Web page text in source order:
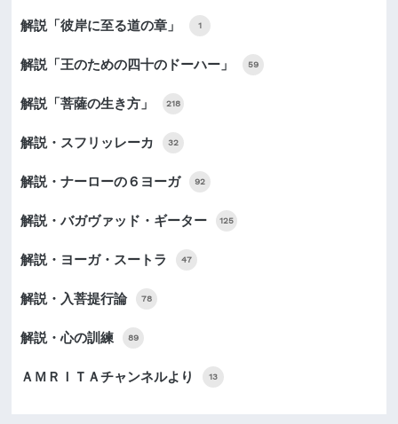
解説「彼岸に至る道の章」 1
解説「王のための四十のドーハー」 59
解説「菩薩の生き方」 218
解説・スフリッレーカ 32
解説・ナーローの６ヨーガ 92
解説・バガヴァッド・ギーター 125
解説・ヨーガ・スートラ 47
解説・入菩提行論 78
解説・心の訓練 89
ＡＭＲＩＴＡチャンネルより 13